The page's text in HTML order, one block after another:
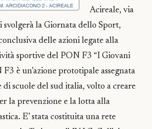
Acireale, via
svolgerà la Giornata dello Sport,
delle azioni legate alla
sportive del PON F3 “I Giovani
è un’azione prototipale assegnata
di scuole del sud italia, volto a creare
la prevenzione e la lotta alla
E’ stata costituita una rete